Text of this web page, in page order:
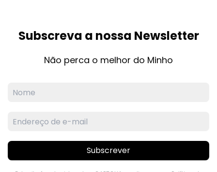
Subscreva a nossa Newsletter
Não perca o melhor do Minho
Subscrever